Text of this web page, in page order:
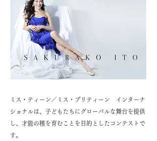
ミス・ティーン／ミス・プリティーン インターナ
ショナルは、子どもたちにグローバルな舞台を提供
し、才能の種を育むことを目的としたコンテストで
す。